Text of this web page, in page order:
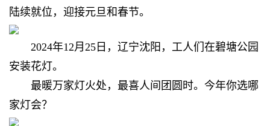
陆续就位，迎接元旦和春节。
2024年12月25日，辽宁沈阳，工人们在碧塘公园
安装花灯。
最暖万家灯火处， 最喜人间团圆时。今年你选哪
家灯会？